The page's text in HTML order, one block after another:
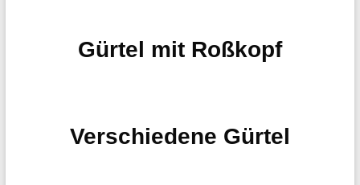
Gürtel mit Roßkopf
Verschiedene Gürtel